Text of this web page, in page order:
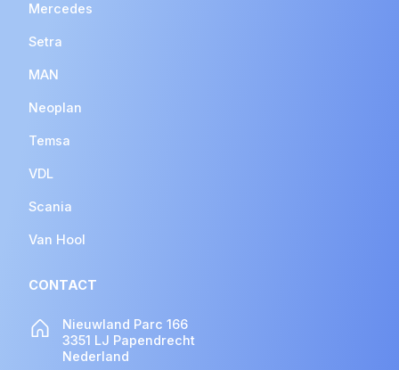
Mercedes
Setra
MAN
Neoplan
Temsa
VDL
Scania
Van Hool
CONTACT
Nieuwland Parc 166
3351 LJ Papendrecht
Nederland